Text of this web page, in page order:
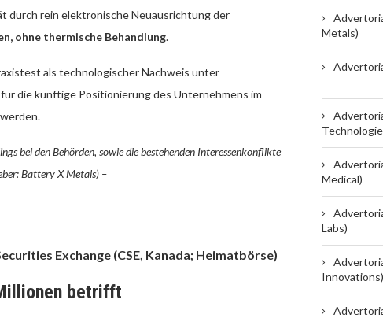
durch rein elektronische Neuausrichtung der
ohne thermische Behandlung.
als technologischer Nachweis unter
die künftige Positionierung des Unternehmens im
bei den Behörden, sowie die bestehenden Interessenkonflikte
Battery X Metals) –
Exchange (CSE, Kanada; Heimatbörse)
betrifft
Metals)
Medical)
Labs)
Innovations)